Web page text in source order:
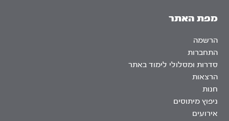
מפת האתר
הרשמה
התחברות
סדרות ומסלולי לימוד באתר
הרצאות
חנות
ניפוץ מיתוסים
אירועים